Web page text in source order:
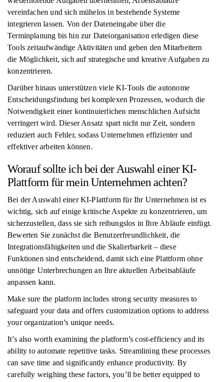
vereinfachen und sich mühelos in bestehende Systeme
integrieren lassen. Von der Dateneingabe über die
Terminplanung bis hin zur Dateiorganisation erledigen diese
Tools zeitaufwändige Aktivitäten und geben den Mitarbeitern
die Möglichkeit, sich auf strategische und kreative Aufgaben zu
konzentrieren.
Darüber hinaus unterstützen viele KI-Tools die autonome
Entscheidungsfindung bei komplexen Prozessen, wodurch die
Notwendigkeit einer kontinuierlichen menschlichen Aufsicht
verringert wird. Dieser Ansatz spart nicht nur Zeit, sondern
reduziert auch Fehler, sodass Unternehmen effizienter und
effektiver arbeiten können.
Worauf sollte ich bei der Auswahl einer KI-
Plattform für mein Unternehmen achten?
Bei der Auswahl einer KI-Plattform für Ihr Unternehmen ist es
wichtig, sich auf einige kritische Aspekte zu konzentrieren, um
sicherzustellen, dass sie sich reibungslos in Ihre Abläufe einfügt.
Bewerten Sie zunächst die Benutzerfreundlichkeit, die
Integrationsfähigkeiten und die Skalierbarkeit – diese
Funktionen sind entscheidend, damit sich eine Plattform ohne
unnötige Unterbrechungen an Ihre aktuellen Arbeitsabläufe
anpassen kann.
Make sure the platform includes strong security measures to
safeguard your data and offers customization options to address
your organization’s unique needs.
It’s also worth examining the platform’s cost-efficiency and its
ability to automate repetitive tasks. Streamlining these processes
can save time and significantly enhance productivity. By
carefully weighing these factors, you’ll be better equipped to